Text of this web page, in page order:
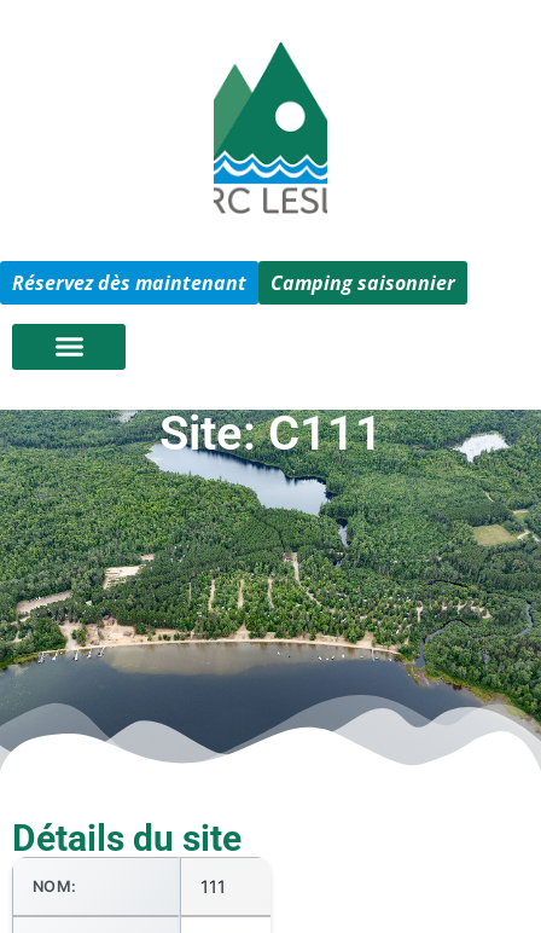
Réservez dès maintenant Camping saisonnier
Site: C111
Détails du site
NOM: 111